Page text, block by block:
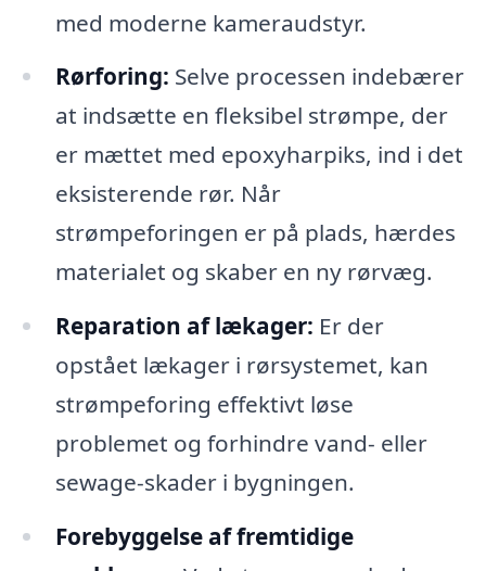
med moderne kameraudstyr.
Rørforing: Selve processen indebærer
at indsætte en fleksibel strømpe, der
er mættet med epoxyharpiks, ind i det
eksisterende rør. Når
strømpeforingen er på plads, hærdes
materialet og skaber en ny rørvæg.
Reparation af lækager: Er der
opstået lækager i rørsystemet, kan
strømpeforing effektivt løse
problemet og forhindre vand- eller
sewage-skader i bygningen.
Forebyggelse af fremtidige